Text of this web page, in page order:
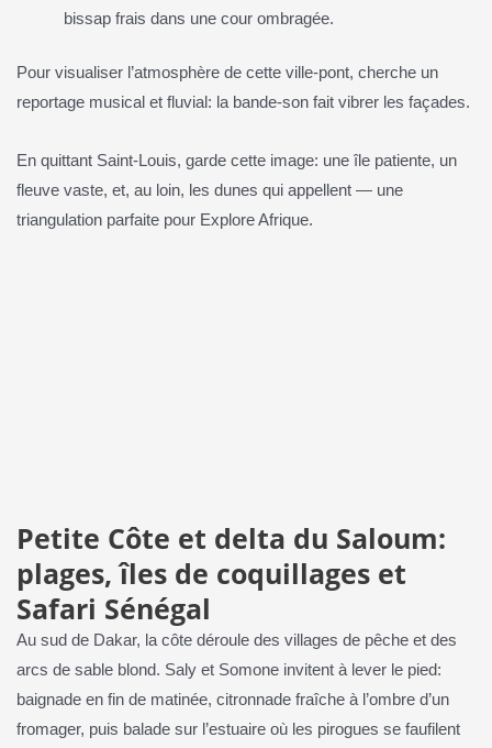
bissap frais dans une cour ombragée.
Pour visualiser l’atmosphère de cette ville‑pont, cherche un
reportage musical et fluvial: la bande‑son fait vibrer les façades.
En quittant Saint‑Louis, garde cette image: une île patiente, un
fleuve vaste, et, au loin, les dunes qui appellent — une
triangulation parfaite pour Explore Afrique.
Petite Côte et delta du Saloum:
plages, îles de coquillages et
Safari Sénégal
Au sud de Dakar, la côte déroule des villages de pêche et des
arcs de sable blond. Saly et Somone invitent à lever le pied:
baignade en fin de matinée, citronnade fraîche à l’ombre d’un
fromager, puis balade sur l’estuaire où les pirogues se faufilent